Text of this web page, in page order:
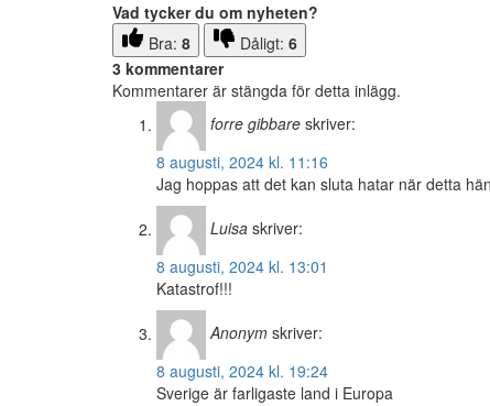
Vad tycker du om nyheten?
Bra: 8 Dåligt: 6
3 kommentarer
Kommentarer är stängda för detta inlägg.
forre gibbare skriver:
8 augusti, 2024 kl. 11:16
Jag hoppas att det kan sluta hatar när detta
Luisa skriver:
8 augusti, 2024 kl. 13:01
Katastrof!!!
Anonym skriver:
8 augusti, 2024 kl. 19:24
Sverige är farligaste land i Europa